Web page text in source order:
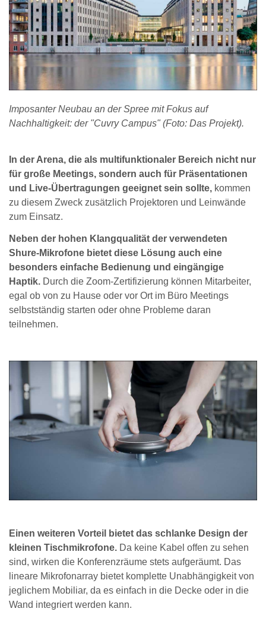
Imposanter Neubau an der Spree mit Fokus auf
Nachhaltigkeit: der "Cuvry Campus" (Foto: Das Projekt).
In der Arena, die als multifunktionaler Bereich nicht nur
für große Meetings, sondern auch für Präsentationen
und Live-Übertragungen geeignet sein sollte, kommen
zu diesem Zweck zusätzlich Projektoren und Leinwände
zum Einsatz.
Neben der hohen Klangqualität der verwendeten
Shure-Mikrofone bietet diese Lösung auch eine
besonders einfache Bedienung und eingängige
Haptik. Durch die Zoom-Zertifizierung können Mitarbeiter,
egal ob von zu Hause oder vor Ort im Büro Meetings
selbstständig starten oder ohne Probleme daran
teilnehmen.
Einen weiteren Vorteil bietet das schlanke Design der
kleinen Tischmikrofone. Da keine Kabel offen zu sehen
sind, wirken die Konferenzräume stets aufgeräumt. Das
lineare Mikrofonarray bietet komplette Unabhängigkeit von
jeglichem Mobiliar, da es einfach in die Decke oder in die
Wand integriert werden kann.